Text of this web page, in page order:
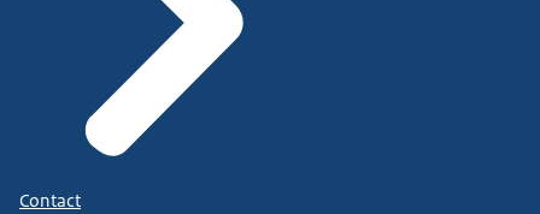
Contact